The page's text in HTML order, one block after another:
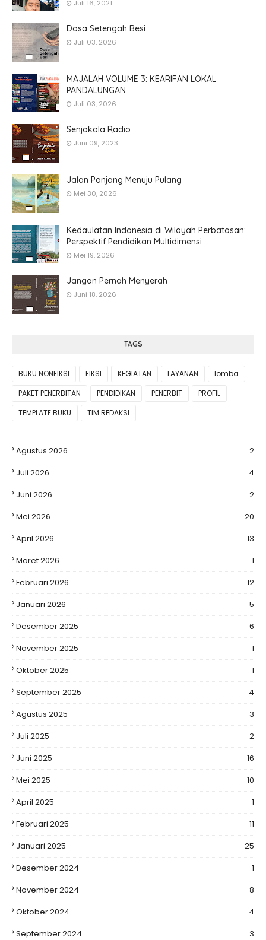
Juli 16, 2021
Dosa Setengah Besi
Juli 03, 2026
MAJALAH VOLUME 3: KEARIFAN LOKAL
PANDALUNGAN
Juli 03, 2026
Senjakala Radio
Juni 09, 2023
Jalan Panjang Menuju Pulang
Mei 30, 2026
Kedaulatan Indonesia di Wilayah Perbatasan:
Perspektif Pendidikan Multidimensi
Mei 19, 2026
Jangan Pernah Menyerah
Juni 18, 2026
TAGS
BUKU NONFIKSI FIKSI KEGIATAN LAYANAN
lomba
PAKET PENERBITAN
PENDIDIKAN PENERBIT
PROFIL
TEMPLATE BUKU
TIM REDAKSI
Agustus 2026
2
Juli 2026
4
Juni 2026
2
Mei 2026
20
April 2026
13
Maret 2026
1
Februari 2026
12
Januari 2026
5
Desember 2025
6
November 2025
1
Oktober 2025
1
September 2025
4
Agustus 2025
3
Juli 2025
2
Juni 2025
16
Mei 2025
10
April 2025
1
Februari 2025
11
Januari 2025
25
Desember 2024
1
November 2024
8
Oktober 2024
4
September 2024
3